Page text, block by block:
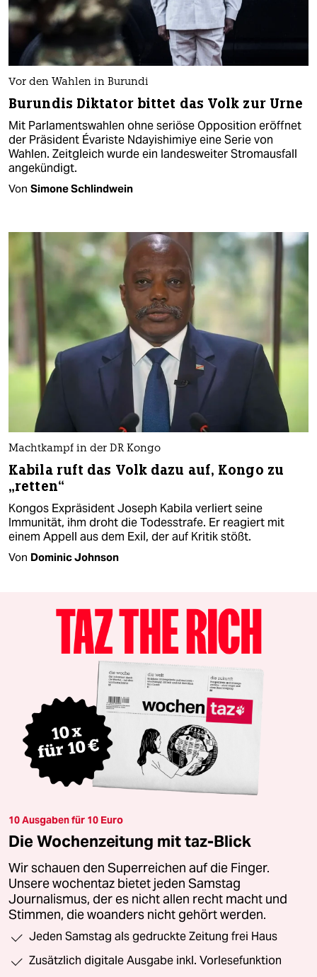
Vor den Wahlen in Burundi
Burundis Diktator bittet das Volk zur Urne
Mit Parlamentswahlen ohne seriöse Opposition eröffnet
der Präsident Évariste Ndayishimiye eine Serie von
Wahlen. Zeitgleich wurde ein landesweiter Stromausfall
angekündigt.
Von Simone Schlindwein
Machtkampf in der DR Kongo
Kabila ruft das Volk dazu auf, Kongo zu
„retten“
Kongos Expräsident Joseph Kabila verliert seine
Immunität, ihm droht die Todesstrafe. Er reagiert mit
einem Appell aus dem Exil, der auf Kritik stößt.
Von Dominic Johnson
10 Ausgaben für 10 Euro
Die Wochenzeitung mit taz-Blick
Wir schauen den Superreichen auf die Finger.
Unsere wochentaz bietet jeden Samstag
Journalismus, der es nicht allen recht macht und
Stimmen, die woanders nicht gehört werden.
Jeden Samstag als gedruckte Zeitung frei Haus
Zusätzlich digitale Ausgabe inkl. Vorlesefunktion